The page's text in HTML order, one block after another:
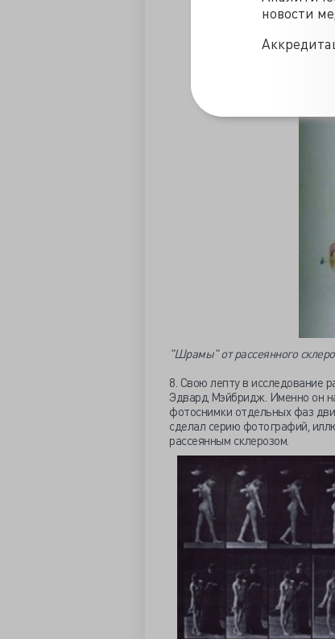
новости
"Шрамы" от рассеянного
8. Свою лепту в исследование
Эдвард Мэйбридж. Именно он
фотоснимки отдельных фаз
сделал серию фотографий,
рассеянным склерозом.